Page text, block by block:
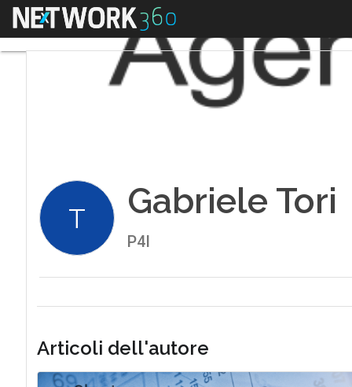
Menu
T Gabriele Tori
P4I
Articoli dell'autore